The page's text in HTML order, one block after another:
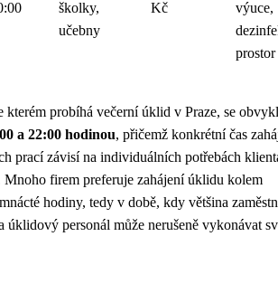
školky,
učebny
Kč
výuce,
prostor
kterém probíhá večerní úklid v Praze, se
a 22:00 hodinou, přičemž konkrétní čas
prací závisí na individuálních potřebách
Mnoho firem preferuje zahájení úklidu kolem
hodiny, tedy v době, kdy většina
úklidový personál může nerušeně vykonávat